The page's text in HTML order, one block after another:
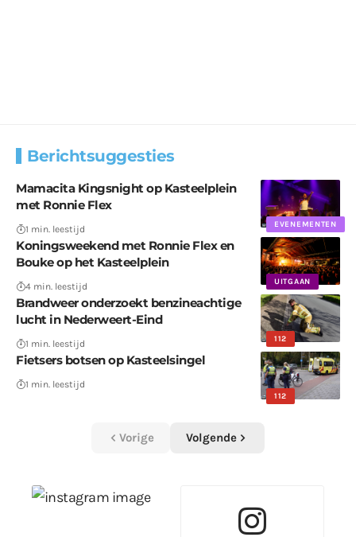
Berichtsuggesties
EVENEMENTEN
Mamacita Kingsnight op Kasteelplein
met Ronnie Flex
1 min. leestijd
UITGAAN
Koningsweekend met Ronnie Flex en
Bouke op het Kasteelplein
4 min. leestijd
112
Brandweer onderzoekt benzineachtige
lucht in Nederweert-Eind
1 min. leestijd
112
Fietsers botsen op Kasteelsingel
1 min. leestijd
Vorige Volgende